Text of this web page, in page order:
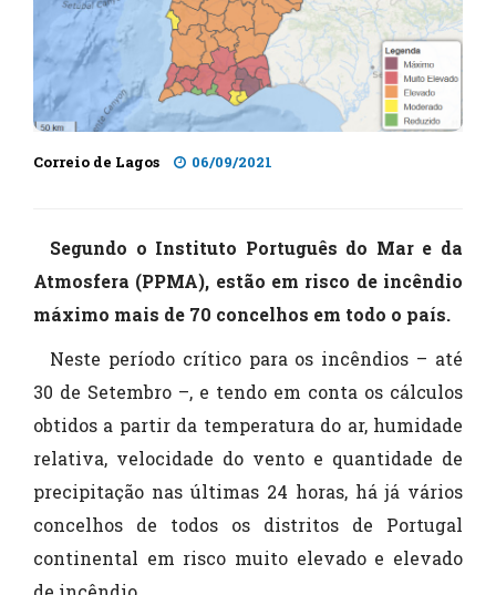
Correio de Lagos 06/09/2021
Segundo o Instituto Português do Mar e da
Atmosfera (PPMA), estão em risco de incêndio
máximo mais de 70 concelhos em todo o país.
Neste período crítico para os incêndios – até
30 de Setembro –, e tendo em conta os cálculos
obtidos a partir da temperatura do ar, humidade
relativa, velocidade do vento e quantidade de
precipitação nas últimas 24 horas, há já vários
concelhos de todos os distritos de Portugal
continental em risco muito elevado e elevado